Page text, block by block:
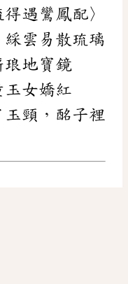
遇鸞鳳配〉
雲易散琉璃
琅地寶鏡
玉女嬌紅
玉頸，酩子裡